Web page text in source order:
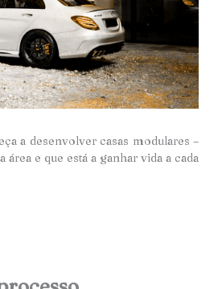
a desenvolver casas modulares –
e que está a ganhar vida a cada